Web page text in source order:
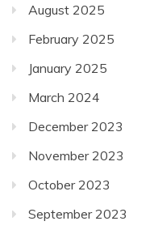
August 2025
February 2025
January 2025
March 2024
December 2023
November 2023
October 2023
September 2023